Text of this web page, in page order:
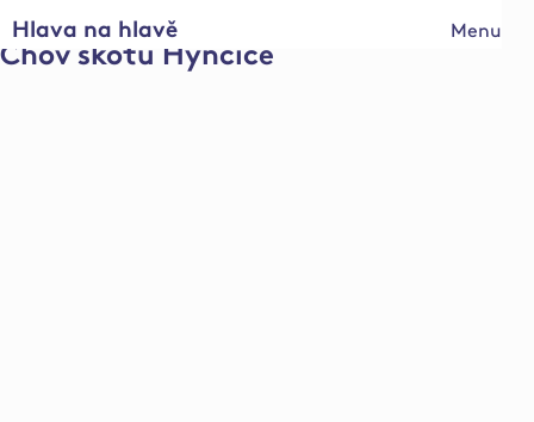
Menu
Hlava na hlavě
Chov skotu Hynčice